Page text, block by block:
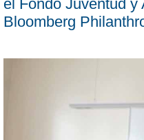
el Fondo Juventud
Bloomberg